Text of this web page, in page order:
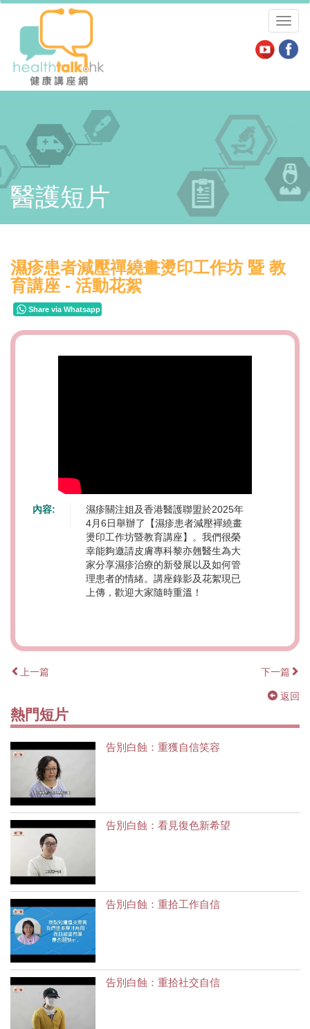
醫護短片
濕疹患者減壓禪繞畫燙印工作坊 暨 教
育講座 - 活動花絮
Share via Whatsapp
內容:
濕疹關注姐及香港醫護聯盟於2025年
4月6日舉辦了【濕疹患者減壓襌繞畫
燙印工作坊暨教育講座】。我們很榮
幸能夠邀請皮膚專科黎亦翹醫生為大
家分享濕疹治療的新發展以及如何管
理患者的情緒。講座錄影及花絮現已
上傳，歡迎大家隨時重溫！
上一篇 下一篇
返回
熱門短片
告別白蝕：重獲自信笑容
告別白蝕：看見復色新希望
告別白蝕：重拾工作自信
告別白蝕：重拾社交自信